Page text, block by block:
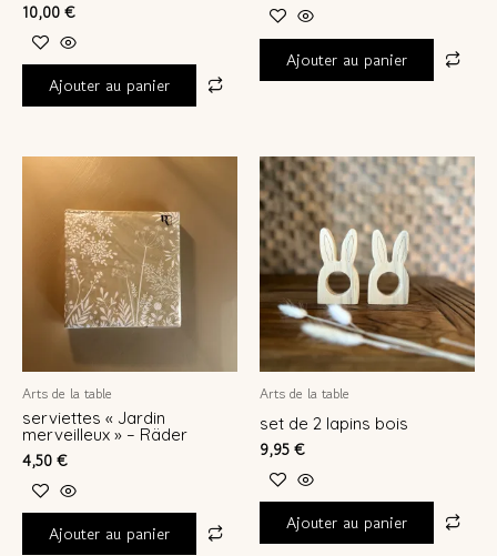
10,00 €
Ajouter au panier
Ajouter au panier
Arts de la table
serviettes « Jardin
merveilleux » – Räder
4,50 €
Ajouter au panier
Arts de la table
set de 2 lapins bois
9,95 €
Ajouter au panier